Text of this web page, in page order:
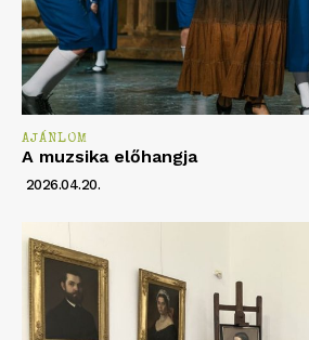
AJÁNLOM
A muzsika előhangja
2026.04.20.